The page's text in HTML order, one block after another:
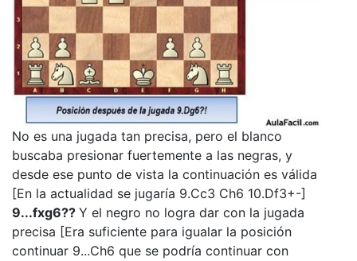
No es una jugada tan precisa, pero el blanco
buscaba presionar fuertemente a las negras, y
desde ese punto de vista la continuación es válida
[En la actualidad se jugaría 9.Cc3 Ch6 10.Df3+-]
9...fxg6?? Y el negro no logra dar con la jugada
precisa [Era suficiente para igualar la posición
continuar 9...Ch6 que se podría continuar con